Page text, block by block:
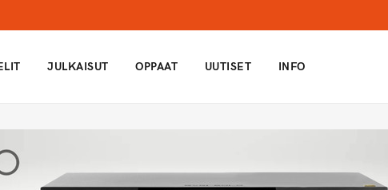
JULKAISUT OPPAAT UUTISET INFO